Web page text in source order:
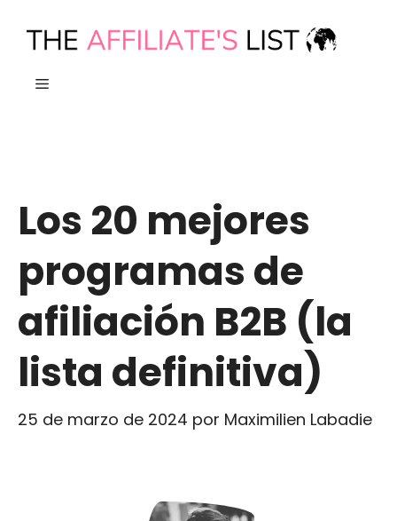
MENÚ
Los 20 mejores
programas de
afiliación B2B (la
lista definitiva)
25 de marzo de 2024 por Maximilien Labadie